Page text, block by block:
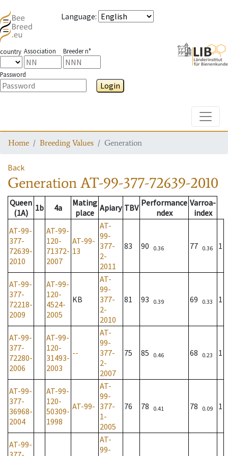
Language:
country Association Breeder n°
Password
Login
Home Breeding Values Generation
Back
GenerationAT-99-377-72639-2010
Queen
(1A)
1b 4a
Mating
place Apiary TBV Performance
ndex
Varroa-
index
AT-99-
377-
72639-
2010
AT-99-
120-
71372-
2007
AT-99-
13
AT-
99-
377-
2-
2011
83 90 0.36 77 0.36 1
AT-99-
377-
72218-
2009
AT-99-
120-
4524-
2005
KB
AT-
99-
377-
2-
2010
81 93 0.39 69 0.33 1
AT-99-
377-
72280-
2006
AT-99-
120-
31493-
2003
--
AT-
99-
377-
2-
2007
75 85 0.46 68 0.23 1
AT-99-
377-
36968-
2004
AT-99-
120-
50309-
1998
AT-99-
AT-
99-
377-
1-
2005
76 78 0.41 78 0.09 1
AT-99-
AT-
99-